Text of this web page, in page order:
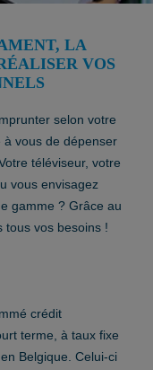
LA
VOS
selon votre
vous de dépenser
téléviseur, votre
vous envisagez
gamme ? Grâce au
tous vos besoins !
crédit
terme, à taux fixe
Belgique. Celui-ci